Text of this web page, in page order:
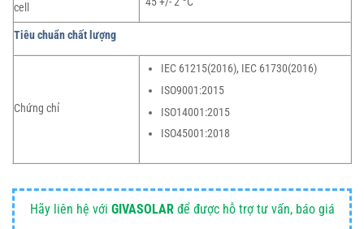
cell
Tiêu chuẩn chất lượng
Chứng chỉ
IEC 61215(2016), IEC 61730(2016)
ISO9001:2015
ISO14001:2015
ISO45001:2018
Hãy liên hệ với GIVASOLARđể được hỗ trợ tư vấn, báo giá